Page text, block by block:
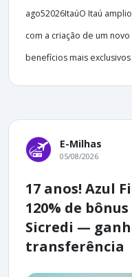
ago52026ItaúO Itaú
com a criação de um
benefícios mais
E-Milhas
05/08/2026
17 anos! Azul
120% de
Sicredi —
transferência